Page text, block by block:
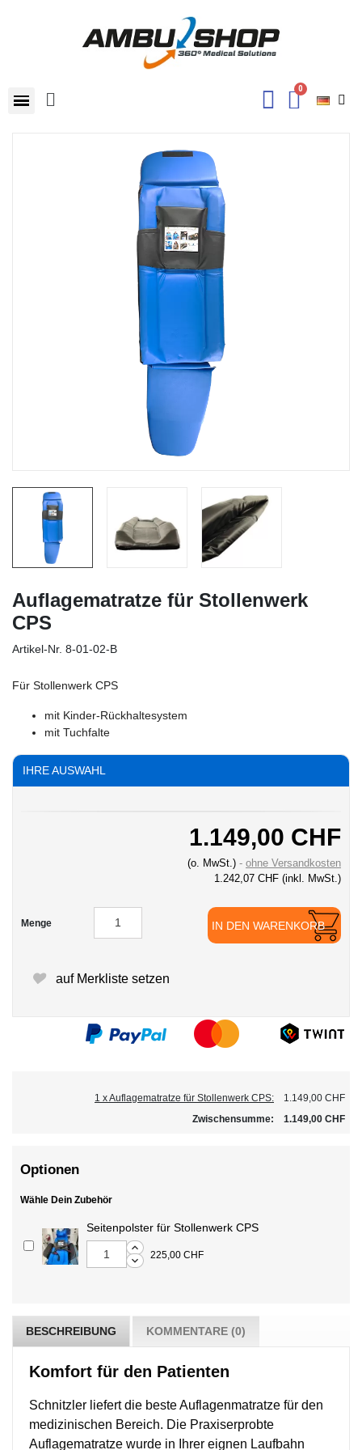
Auflagematratze für Stollenwerk
CPS
Artikel-Nr. 8-01-02-B
Für Stollenwerk CPS
mit Kinder-Rückhaltesystem
mit Tuchfalte
IHRE AUSWAHL
1.149,00 CHF
(o. MwSt.)
ohne Versandkosten
1.242,07 CHF (inkl. MwSt.)
Menge IN DEN WARENKORB
auf Merkliste setzen
1 x Auflagematratze für Stollenwerk CPS:
1.149,00 CHF
Zwischensumme:
1.149,00 CHF
Optionen
Wähle Dein Zubehör
Seitenpolster für Stollenwerk CPS
225,00 CHF
BESCHREIBUNG KOMMENTARE (0)
Komfort für den Patienten
Schnitzler liefert die beste Auflagenmatratze für den
medizinischen Bereich. Die Praxiserprobte
Auflagematratze wurde in Ihrer eignen Laufbahn